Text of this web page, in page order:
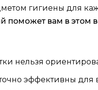
гигиены для
поможет вам в этом
нельзя
эффективны